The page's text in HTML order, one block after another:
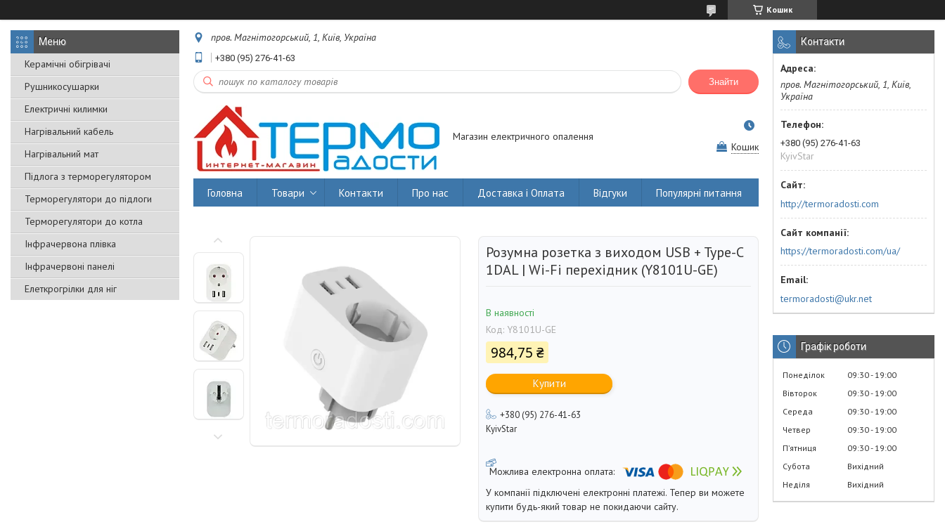
Кошик
Керамічні обігрівачі
Рушникосушарки
Електричні килимки
Нагрівальний кабель
Нагрівальний мат
Підлога з терморегулятором
Терморегулятори до підлоги
Терморегулятори до котла
Інфрачервона плівка
Інфрачервоні панелі
Елеткрогрілки для ніг
пров. Магнітогорський, 1, Київ, Україна
+380 (95) 276-41-63
Знайти
Магазин електричного опалення
Кошик
Головна Товари Контакти Про нас Доставка і Оплата Відгуки Популярні питання
Розумна розетка з виходом USB + Type-C
1DAL | Wi-Fi перехідник (Y8101U-GE)
В наявності
Код: Y8101U-GE
984,75 ₴
Купити
+380 (95) 276-41-63
KyivStar
У компанії підключені електронні платежі. Тепер ви можете
купити будь-який товар не покидаючи сайту.
Контакти
пров. Магнітогорський, 1, Київ,
Україна
+380 (95) 276-41-63
KyivStar
http://termoradosti.com
https://termoradosti.com/ua/
termoradosti@ukr.net
Графік роботи
Понеділок 09:30 19:00
Вівторок
09:30 19:00
Середа
09:30 19:00
Четвер
09:30 19:00
Пʼятниця
09:30 19:00
Субота
Вихідний
Неділя
Вихідний